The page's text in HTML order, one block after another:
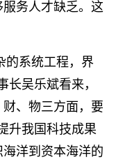
务人才缺乏。这
的系统工程，界
长吴乐斌看来，
、物三方面，要
升我国科技成果
洋到资本海洋的